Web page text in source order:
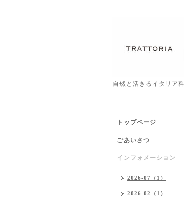
自然と活きるイタリア
トップページ
ごあいさつ
インフォメーション
2026-07（1）
2026-02（1）